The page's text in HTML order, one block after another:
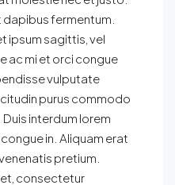
fermentum.
ipsum sagittis, vel
ac mi et orci congue
vulputate
purus commodo
interdum lorem
in. Aliquam erat
pretium.
consectetur